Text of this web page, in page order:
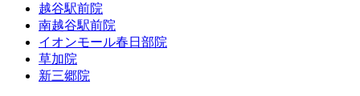
越谷駅前院
南越谷駅前院
イオンモール春日部院
草加院
新三郷院